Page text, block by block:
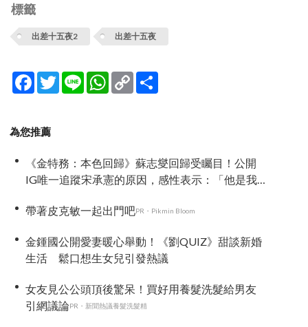
標籤
出差十五夜2 出差十五夜
Facebook
TwitterLine WhatsApp
Copy
Link
為您推薦
《金特務：本色回歸》蘇志燮回歸受矚目！公開
IG唯一追蹤宋承憲的原因，感性表示：「他是我
帶著皮克敏一起出門吧PR・Pikmin Bloom
金鍾國公開愛妻暖心舉動！《劉QUIZ》甜談新婚
生活 鬆口想生女兒引發熱議
女友見公公頭頂後驚呆！買好用養髮洗髮給男友
引網議論PR・新聞熱議養髮洗髮精